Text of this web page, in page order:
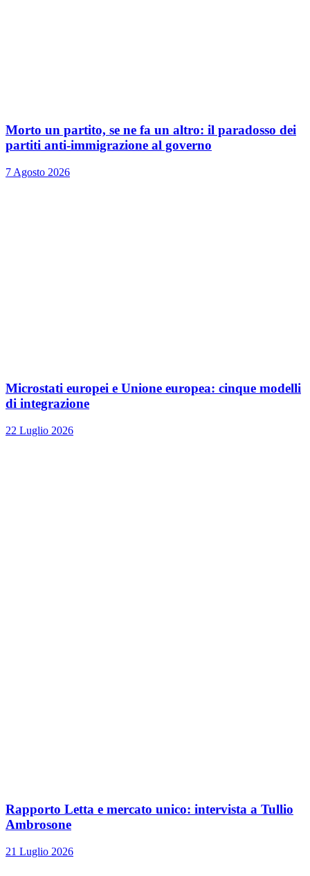
Morto un partito, se ne fa un altro: il paradosso dei
partiti anti-immigrazione al governo
7 Agosto 2026
Microstati europei e Unione europea: cinque modelli
di integrazione
22 Luglio 2026
Rapporto Letta e mercato unico: intervista a Tullio
Ambrosone
21 Luglio 2026